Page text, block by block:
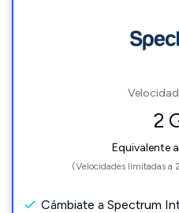
2
Equivalente
(Velocidades limitadas a
Cámbiate a Spectrum